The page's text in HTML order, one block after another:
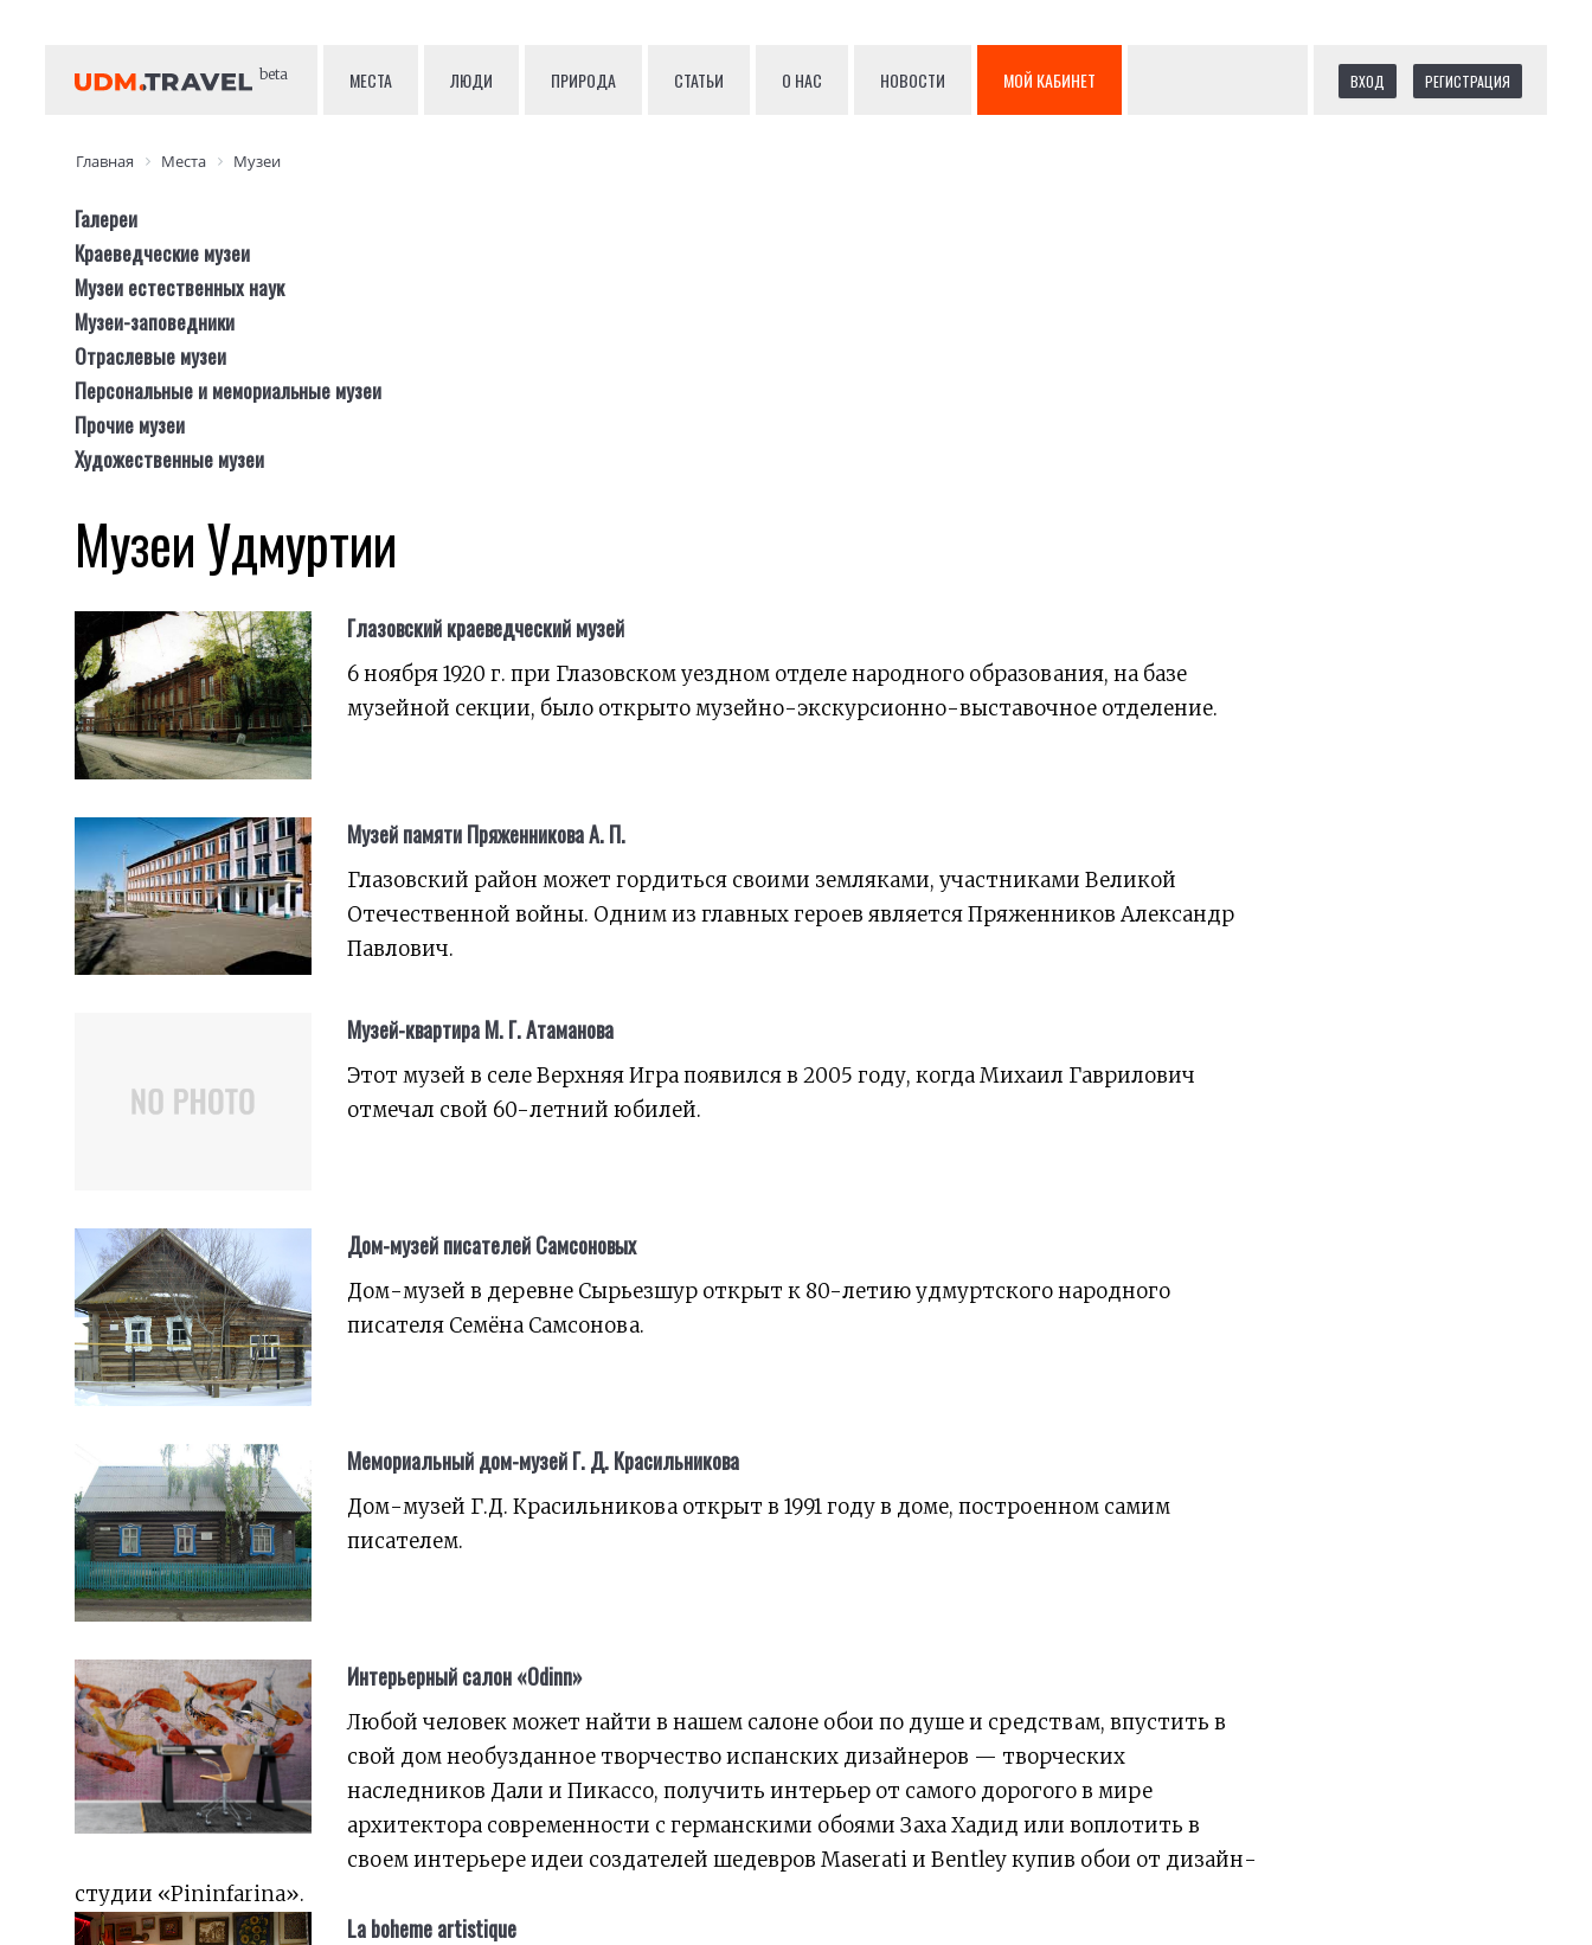
beta МЕСТА ЛЮДИ ПРИРОДА СТАТЬИ О НАС НОВОСТИ МОЙ КАБИНЕТ ВХОД РЕГИСТРАЦИЯ
Главная Места Музеи
Галереи
Краеведческие музеи
Музеи естественных наук
Музеи-заповедники
Отраслевые музеи
Персональные и мемориальные музеи
Прочие музеи
Художественные музеи
Музеи Удмуртии
Глазовский краеведческий музей
6 ноября 1920 г. при Глазовском уездном отделе народного образования, на базе
музейной секции, было открыто музейно-экскурсионно-выставочное отделение.
Музей памяти Пряженникова А. П.
Глазовский район может гордиться своими земляками, участниками Великой
Отечественной войны. Одним из главных героев является Пряженников Александр
Павлович.
Музей-квартира М. Г. Атаманова
Этот музей в селе Верхняя Игра появился в 2005 году, когда Михаил Гаврилович
отмечал свой 60-летний юбилей.
Дом-музей писателей Самсоновых
Дом-музей в деревне Сырьезшур открыт к 80-летию удмуртского народного
писателя Семёна Самсонова.
Мемориальный дом-музей Г. Д. Красильникова
Дом-музей Г.Д. Красильникова открыт в 1991 году в доме, построенном самим
писателем.
Интерьерный салон «Odinn»
Любой человек может найти в нашем салоне обои по душе и средствам, впустить в
свой дом необузданное творчество испанских дизайнеров — творческих
наследников Дали и Пикассо, получить интерьер от самого дорогого в мире
архитектора современности с германскими обоями Заха Хадид или воплотить в
своем интерьере идеи создателей шедевров Maserati и Bentley купив обои от дизайн-
студии «Pininfarina».
La boheme artistique